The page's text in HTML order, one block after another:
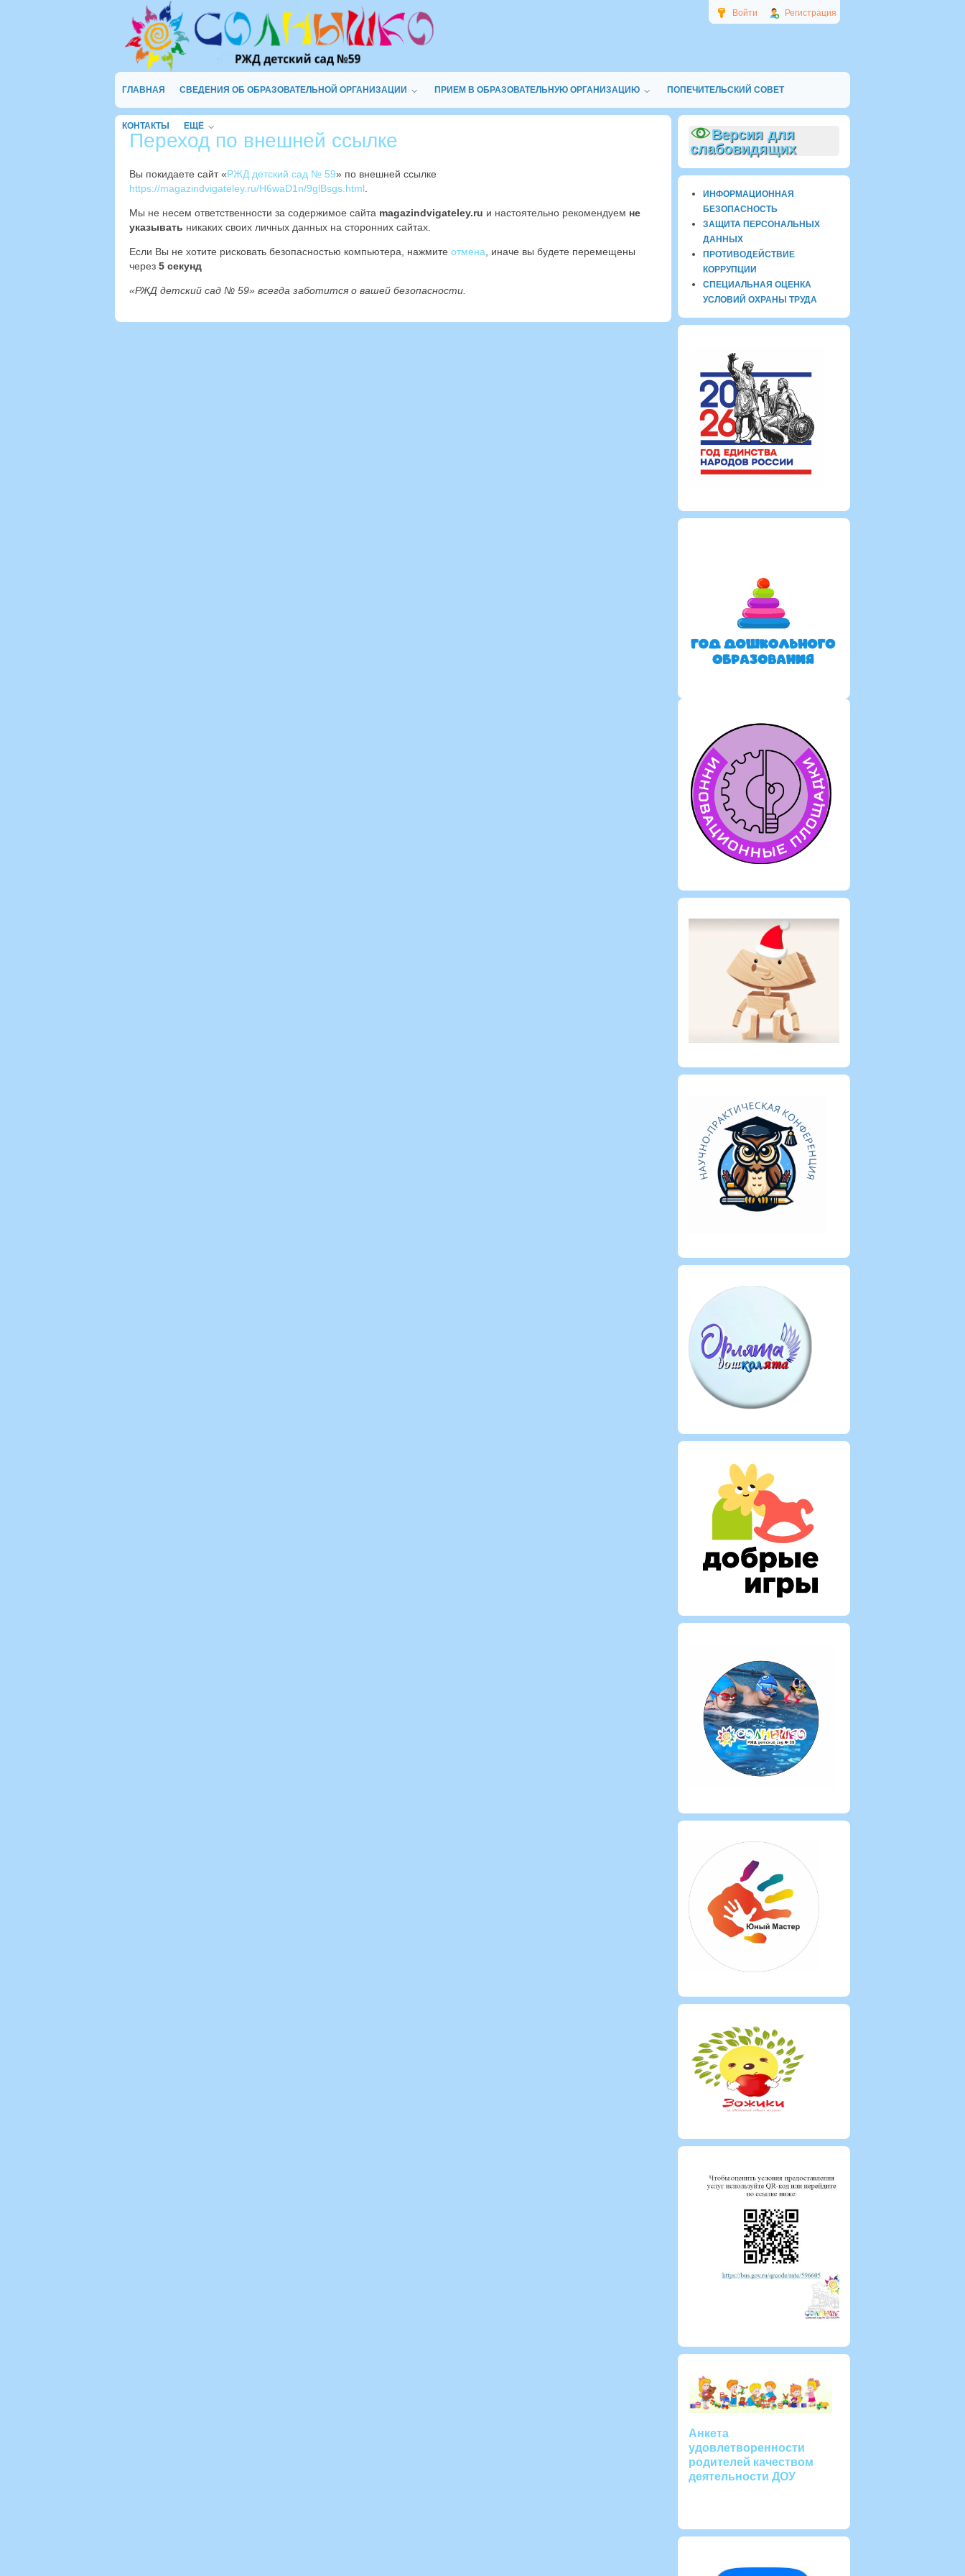
Войти Регистрация
ГЛАВНАЯ СВЕДЕНИЯ ОБ ОБРАЗОВАТЕЛЬНОЙ ОРГАНИЗАЦИИ ПРИЕМ В ОБРАЗОВАТЕЛЬНУЮ ОРГАНИЗАЦИЮ ПОПЕЧИТЕЛЬСКИЙ СОВЕТ
КОНТАКТЫ ЕЩЁ
Переход по внешней ссылке
Вы покидаете сайт «РЖД детский сад № 59» по внешней ссылке
https://magazindvigateley.ru/H6waD1n/9glBsgs.html
Мы не несем ответственности за содержимое сайта magazindvigateley.ru и настоятельно рекомендуем не
указывать никаких своих личных данных на сторонних сайтах.
Если Вы не хотите рисковать безопасностью компьютера, нажмите отмена , иначе вы будете перемещены
через 4 секунд
«РЖД детский сад № 59» всегда заботится о вашей безопасности.
Версия для
слабовидящих
ИНФОРМАЦИОННАЯ
БЕЗОПАСНОСТЬ
ЗАЩИТА ПЕРСОНАЛЬНЫХ
ДАННЫХ
ПРОТИВОДЕЙСТВИЕ
КОРРУПЦИИ
СПЕЦИАЛЬНАЯ ОЦЕНКА
УСЛОВИЙ ОХРАНЫ ТРУДА
Анкета
удовлетворенности
родителей качеством
деятельности ДОУ